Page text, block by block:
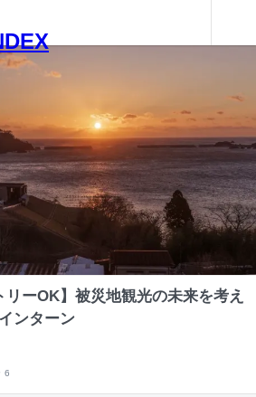
リーOK】被災地観光の未来を考え
ンターン
6